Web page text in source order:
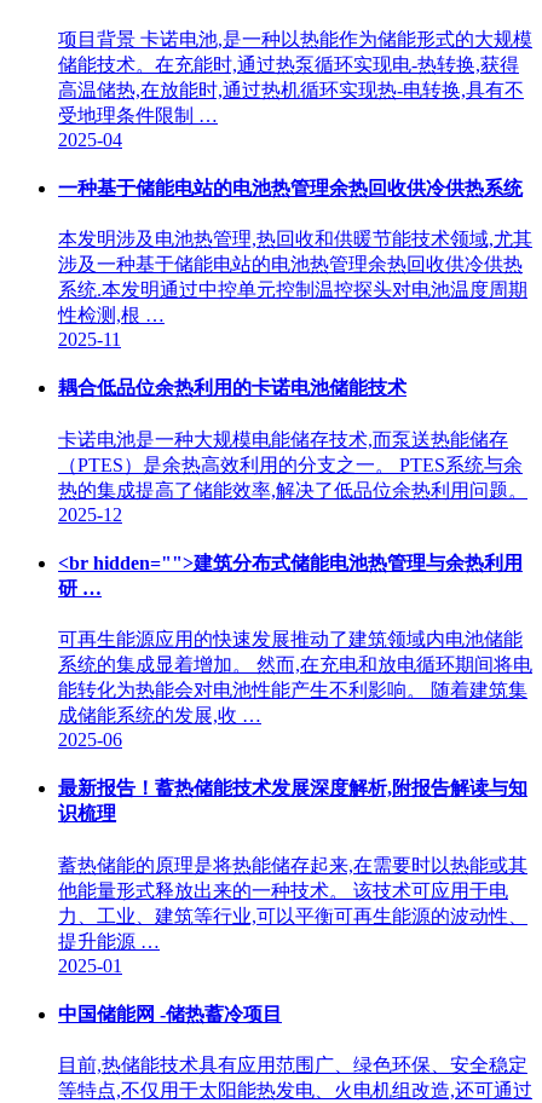
项目背景 卡诺电池,是一种以热能作为储能形式的大规模
储能技术。在充能时,通过热泵循环实现电-热转换,获得
高温储热,在放能时,通过热机循环实现热-电转换,具有不
受地理条件限制 …
2025-04
一种基于储能电站的电池热管理余热回收供冷供热系统
本发明涉及电池热管理,热回收和供暖节能技术领域,尤其
涉及一种基于储能电站的电池热管理余热回收供冷供热
系统.本发明通过中控单元控制温控探头对电池温度周期
性检测,根 …
2025-11
耦合低品位余热利用的卡诺电池储能技术
卡诺电池是一种大规模电能储存技术,而泵送热能储存
（PTES）是余热高效利用的分支之一。 PTES系统与余
热的集成提高了储能效率,解决了低品位余热利用问题。
2025-12
<br hidden="">建筑分布式储能电池热管理与余热利用
研 …
可再生能源应用的快速发展推动了建筑领域内电池储能
系统的集成显着增加。 然而,在充电和放电循环期间将电
能转化为热能会对电池性能产生不利影响。 随着建筑集
成储能系统的发展,收 …
2025-06
最新报告！蓄热储能技术发展深度解析,附报告解读与知
识梳理
蓄热储能的原理是将热能储存起来,在需要时以热能或其
他能量形式释放出来的一种技术。 该技术可应用于电
力、工业、建筑等行业,可以平衡可再生能源的波动性、
提升能源 …
2025-01
中国储能网 -储热蓄冷项目
目前,热储能技术具有应用范围广、绿色环保、安全稳定
等特点,不仅用于太阳能热发电、火电机组改造,还可通过